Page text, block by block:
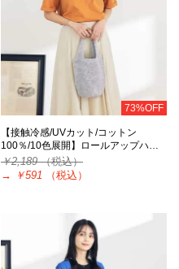
73%OFF
【接触冷感/UVカット/コットン
100％/10色展開】ロールアップハ…
￥2,189（税込）
→
￥591 （税込）